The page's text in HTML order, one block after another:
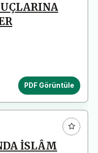
PDF Görüntüle
İSLÂM